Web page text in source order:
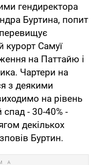
гендиректора
Буртина, попит
курорт Самуї
на Паттайю і
Чартери на
з деякими
на рівень
- 30-40% -
декількох
Буртин.